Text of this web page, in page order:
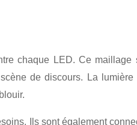
chaque LED. Ce maillage
de discours. La lumière
Ils sont également